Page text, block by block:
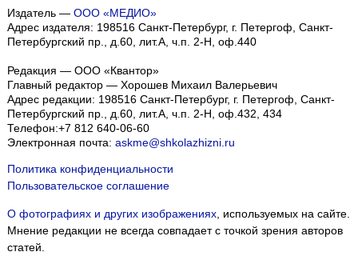
Издатель — ООО «МЕДИО»
Адрес издателя: 198516 Санкт-Петербург, г. Петергоф, Санкт-
Петербургский пр., д.60, лит.А, ч.п. 2-Н, оф.440
Редакция — ООО «Квантор»
Главный редактор — Хорошев Михаил Валерьевич
Адрес редакции: 198516 Санкт-Петербург, г. Петергоф Санкт-
Петербургский пр., д.60, лит.А, ч.п. 2-Н, оф.432, 434
Телефон:+7 812 640-06-60
Электронная почта: askme@shkolazhizni.ru
Политика конфиденциальности
Пользовательское соглашение
О фотографиях и других изображениях, используемых на сайте.
Мнение редакции не всегда совпадает с точкой зрения авторов
статей.